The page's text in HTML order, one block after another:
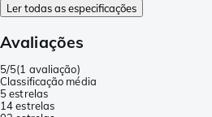
Ler todas as especificações
Avaliações
5/5(1 avaliação)
Classificação média
5 estrelas
14 estrelas